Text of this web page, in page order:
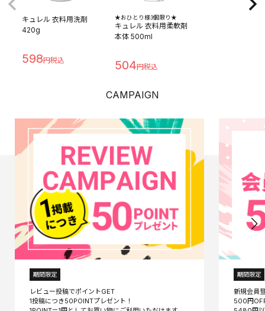
キュレル 衣料用洗剤
420g
598
★おひとり様3個限り★
キュレル 衣料用柔軟剤
本体 500ml
504
CAMPAIGN
期間限定
レビュー投稿でポイントGET
1投稿につき50POINTプレゼント！
期間限定
新規会員
500円